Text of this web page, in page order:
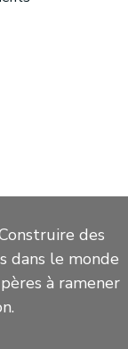
des
dans le monde
à ramener